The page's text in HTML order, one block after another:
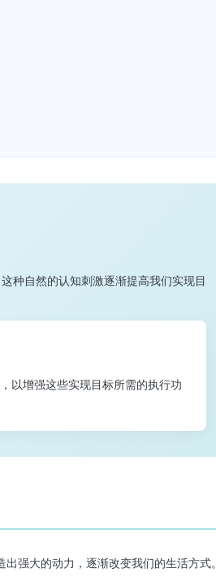
种自然的认知刺激逐渐提高我们实现目
以增强这些实现目标所需的执行功
强大的动力，逐渐改变我们的生活方式。